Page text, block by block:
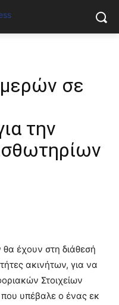
σε
την
έχουν στη διάθεσή
ακινήτων, για να
Στοιχείων
υπέβαλε ο ένας εκ